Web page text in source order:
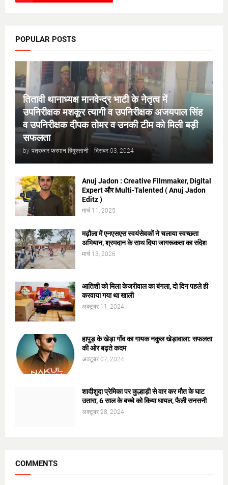
POPULAR POSTS
तितावी थानाध्यक्ष मानवेन्द्र भाटी के नेतृत्व में
उपनिरीक्षक मशकूर त्यागी व उपनिरीक्षक अजयपाल सिंह
व उपनिरीक्षक दीपक तोमर व उनकी टीम को मिली बड़ी
सफलता
by पत्रकार फरमान हिंदुस्तानी - दिसंबर 03, 2024
Anuj Jadon : Creative Filmmaker, Digital
Expert और Multi-Talented ( Anuj Jadon
Editz )
मार्च 11, 2025
मढ़ौला में एनएसएस स्वयंसेवकों ने चलाया स्वच्छता
अभियान, श्रमदान के साथ दिया जागरूकता का संदेश
मार्च 13, 2026
आतिशी को मिला केजरीवाल का बंगला, दो दिन पहले ही
करवाया गया था खाली
अक्टूबर 11, 2024
हापुड़ के खेड़ा गाँव का गायक नकुल खेड़ावाला: सफलता
की ओर बढ़ते कदम
अक्टूबर 07, 2024
शादीशुदा प्रेमिका पर कुल्हाड़ी से वार कर मौत के घाट
उतारा, 6 साल के बच्चे को किया घायल, फैली सनसनी
अक्टूबर 28, 2024
COMMENTS